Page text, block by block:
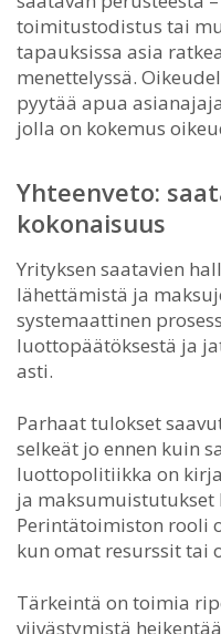
toimitustodistus tai
tapauksissa asia
menettelyssä.
pyytää apua
jolla on kokemus
Yhteenveto:
kokonaisuus
Yrityksen saatavien
lähettämistä ja
systemaattinen
luottopäätöksestä ja
asti.
Parhaat tulokset
selkeät jo ennen kuin
luottopolitiikka on
ja
Perintätoimiston rooli
kun omat resurssit tai
Tärkeintä on toimia
viivästymistä